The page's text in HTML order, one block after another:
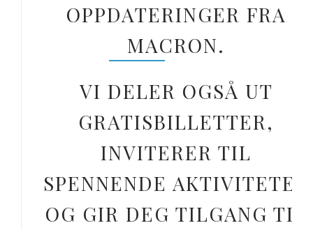
OPPDATERINGER FRA
MACRON.
VI DELER OGSÅ UT
GRATISBILLETTER,
INVITERER TIL
SPENNENDE AKTIVITETER
OG GIR DEG TILGANG TIL